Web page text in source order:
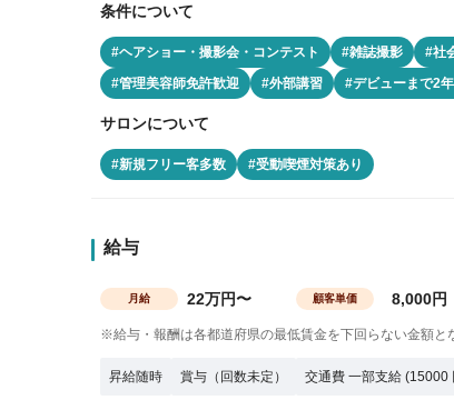
条件について
#ヘアショー・撮影会・コンテスト #雑誌撮影 #社
#管理美容師免許歓迎
#外部講習 #デビューまで2
サロンについて
#新規フリー客多数 #受動喫煙対策あり
給与
月給 22万円〜 顧客単価 8,000円
※給与・報酬は各都道府県の最低賃金を下回らない金額と
昇給随時 賞与（回数未定） 交通費 一部支給 (15000